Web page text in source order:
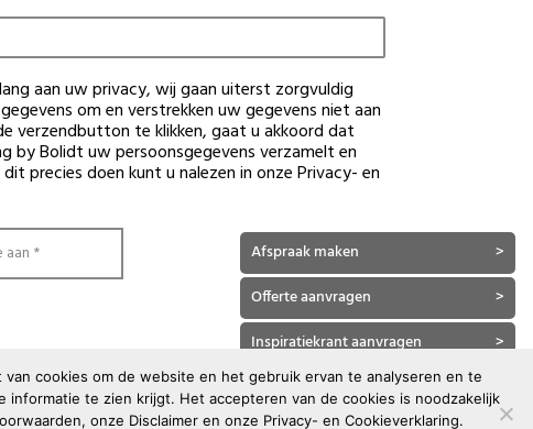
aan uw privacy, wij gaan uiterst zorgvuldig
om en verstrekken uw gegevens niet aan
verzendbutton te klikken, gaat u akkoord dat
by Bolidt uw persoonsgegevens verzamelt en
precies doen kunt u nalezen in onzePrivacy- en
aan * Afspraak maken
>
Offerte aanvragen
>
Inspiratiekrant aanvragen
>
Kleur staal aanvragen
cookies om de website en het gebruik ervan te analyseren en te
te zien krijgt. Het accepteren van de cookies is noodzakelijk
, onze Disclaimeren onze Privacy- en Cookieverklaring.